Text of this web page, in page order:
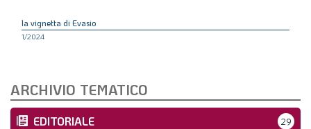
la vignetta di Evasio
1/2024
ARCHIVIO TEMATICO
EDITORIALE 29